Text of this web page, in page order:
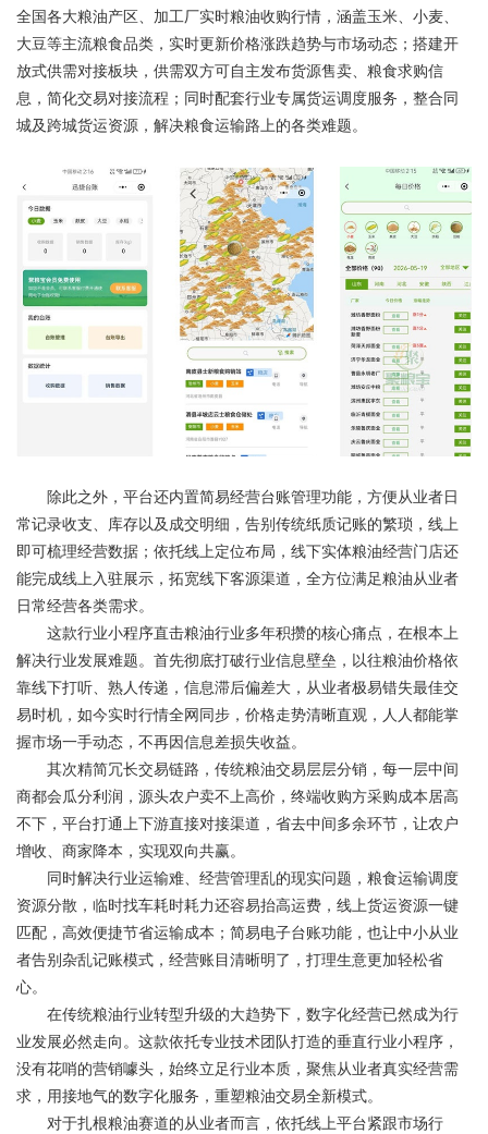
全国各大粮油产区、加工厂实时粮油收购行情，涵盖玉米、小麦、
大豆等主流粮食品类，实时更新价格涨跌趋势与市场动态；搭建开
放式供需对接板块，供需双方可自主发布货源售卖、粮食求购信
息，简化交易对接流程；同时配套行业专属货运调度服务，整合同
城及跨城货运资源，解决粮食运输路上的各类难题。
除此之外，平台还内置简易经营台账管理功能，方便从业者日
常记录收支、库存以及成交明细，告别传统纸质记账的繁琐，线上
即可梳理经营数据；依托线上定位布局，线下实体粮油经营门店还
能完成线上入驻展示，拓宽线下客源渠道，全方位满足粮油从业者
日常经营各类需求。
这款行业小程序直击粮油行业多年积攒的核心痛点，在根本上
解决行业发展难题。首先彻底打破行业信息壁垒，以往粮油价格依
靠线下打听、熟人传递，信息滞后偏差大，从业者极易错失最佳交
易时机，如今实时行情全网同步，价格走势清晰直观，人人都能掌
握市场一手动态，不再因信息差损失收益。
其次精简冗长交易链路，传统粮油交易层层分销，每一层中间
商都会瓜分利润，源头农户卖不上高价，终端收购方采购成本居高
不下，平台打通上下游直接对接渠道，省去中间多余环节，让农户
增收、商家降本，实现双向共赢。
同时解决行业运输难、经营管理乱的现实问题，粮食运输调度
资源分散，临时找车耗时耗力还容易抬高运费，线上货运资源一键
匹配，高效便捷节省运输成本；简易电子台账功能，也让中小从业
者告别杂乱记账模式，经营账目清晰明了，打理生意更加轻松省
心。
在传统粮油行业转型升级的大趋势下，数字化经营已然成为行
业发展必然走向。这款依托专业技术团队打造的垂直行业小程序，
没有花哨的营销噱头，始终立足行业本质，聚焦从业者真实经营需
求，用接地气的数字化服务，重塑粮油交易全新模式。
对于扎根粮油赛道的从业者而言，依托线上平台紧跟市场行